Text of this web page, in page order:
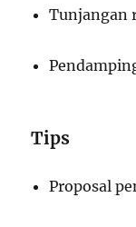
Tunjangan
Tips
Proposal